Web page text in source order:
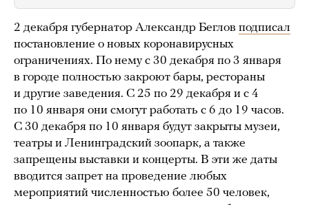
2 декабря губернатор Александр Беглов подписал
постановление о новых коронавирусных
ограничениях. По нему с 30 декабря по 3 января
в городе полностью закроют бары, рестораны
и другие заведения. С 25 по 29 декабря и с 4
по 10 января они смогут работать с 6 до 19 часов.
С 30 декабря по 10 января будут закрыты музеи,
театры и Ленинградский зоопарк, а также
запрещены выставки и концерты. В эти же даты
вводится запрет на проведение любых
мероприятий численностью более 50 человек,